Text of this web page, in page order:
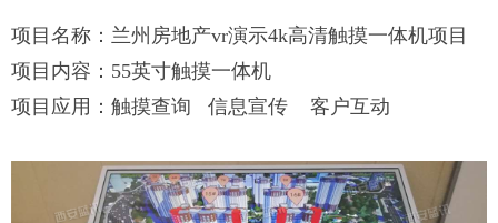
项目名称：兰州房地产vr演示4k高清触摸一体机项目
项目内容：55英寸触摸一体机
项目应用：触摸查询 信息宣传 客户互动